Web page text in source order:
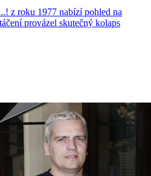
z roku 1977 nabízí pohled na
provázel skutečný kolaps